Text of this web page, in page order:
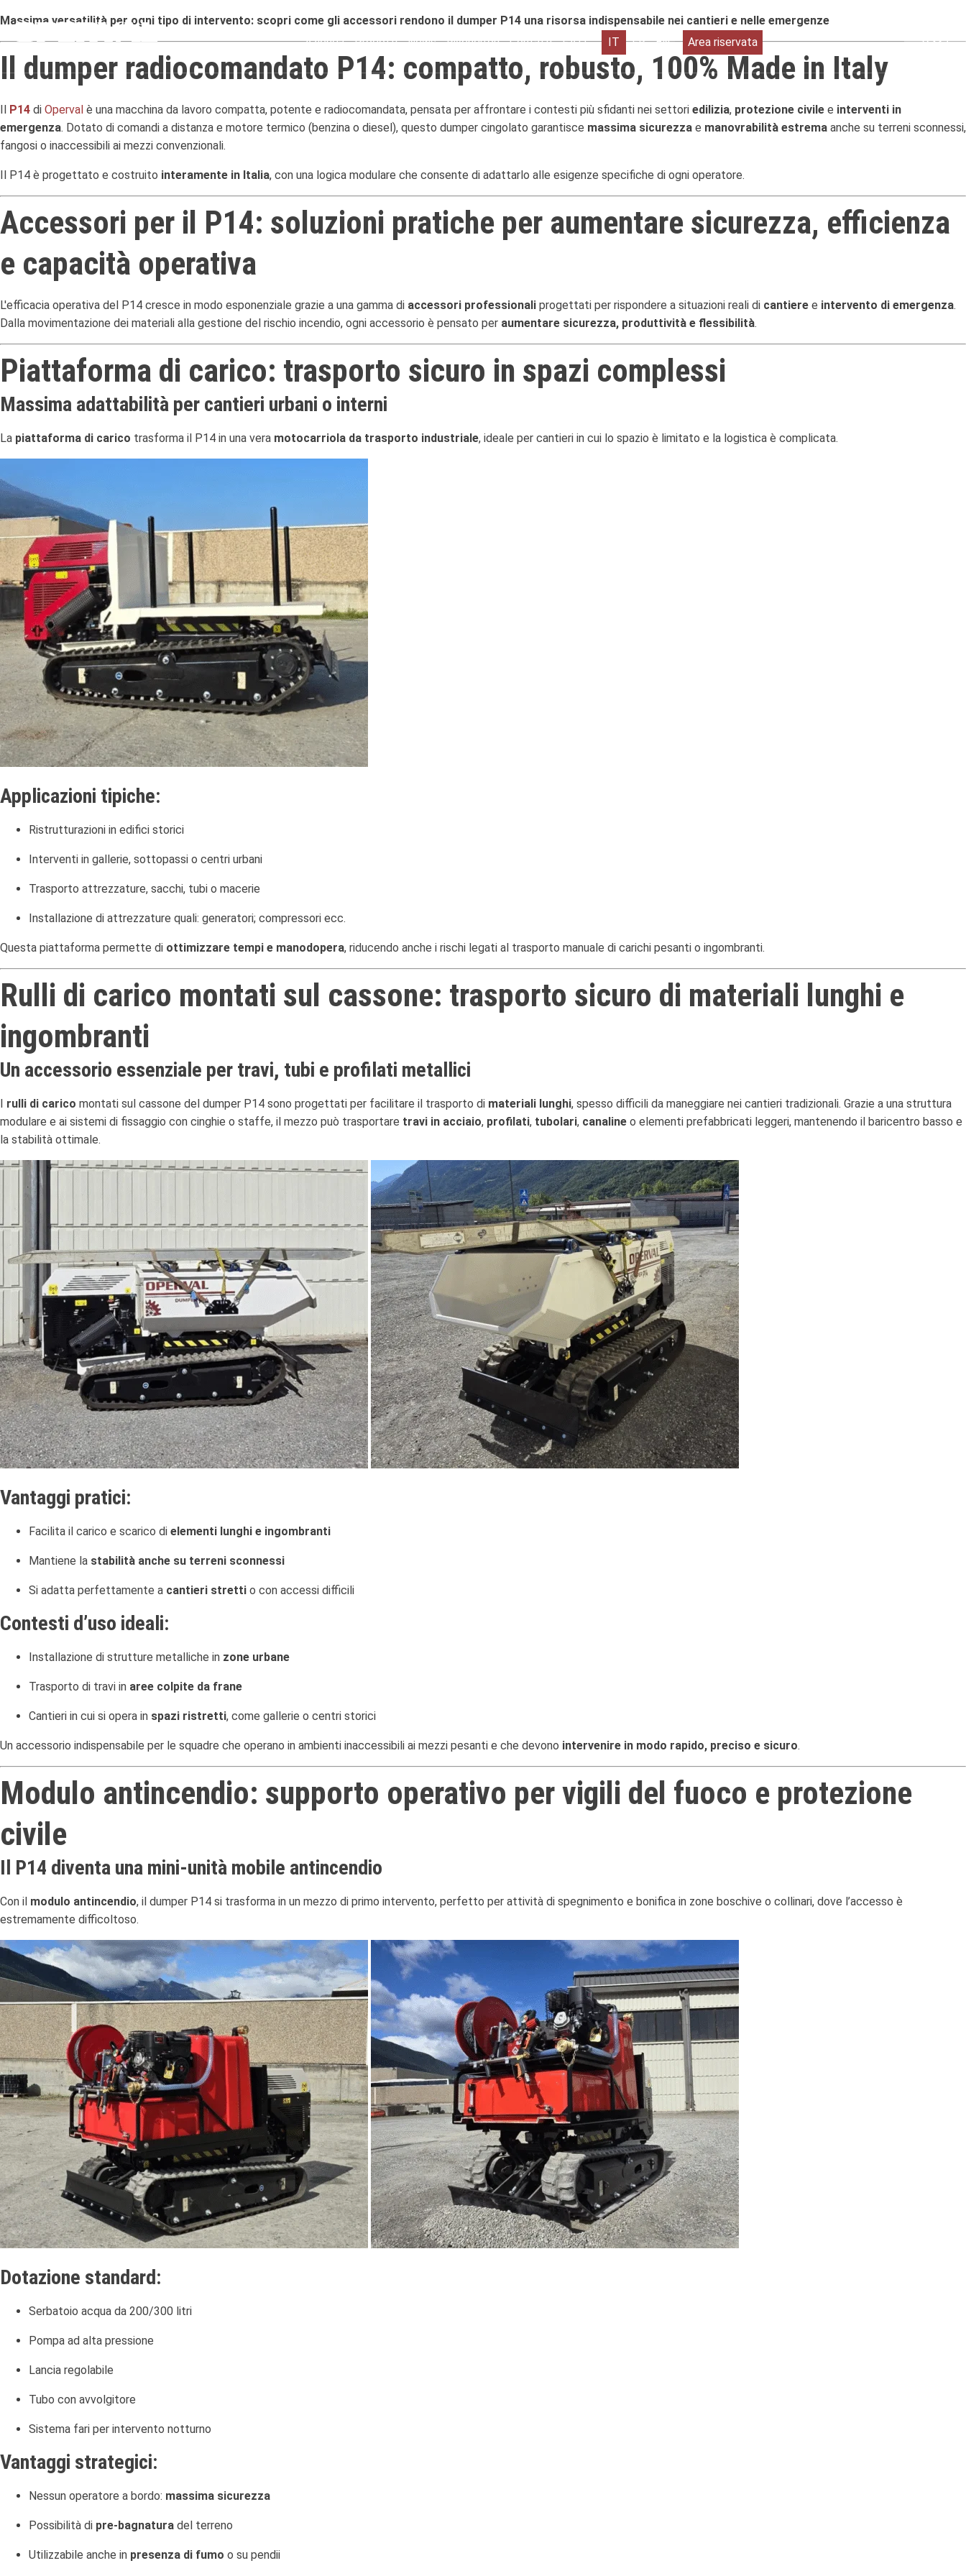
Azienda Prodotti News Rivenditori Contatti F.A.Q. IT FR EN Area riservata
Massima versatilità per ogni tipo di intervento: scopri come gli accessori rendono il dumper P14 una risorsa indispensabile nei cantieri e nelle emergenze
Il dumper radiocomandato P14: compatto, robusto, 100% Made in Italy
Il P14 di Operval è una macchina da lavoro compatta, potente e radiocomandata, pensata per affrontare i contesti più sfidanti nei settori edilizia, protezione civile e interventi in
emergenza. Dotato di comandi a distanza e motore termico (benzina o diesel), questo dumper cingolato garantisce massima sicurezza e manovrabilità estrema anche su terreni sconnessi,
fangosi o inaccessibili ai mezzi convenzionali.
Il P14 è progettato e costruito interamente in Italia, con una logica modulare che consente di adattarlo alle esigenze specifiche di ogni operatore.
Accessori per il P14: soluzioni pratiche per aumentare sicurezza, efficienza
e capacità operativa
L'efficacia operativa del P14 cresce in modo esponenziale grazie a una gamma di accessori professionali progettati per rispondere a situazioni reali di cantiere e intervento di emergenza.
Dalla movimentazione dei materiali alla gestione del rischio incendio, ogni accessorio è pensato per aumentare sicurezza, produttività e flessibilità.
Piattaforma di carico: trasporto sicuro in spazi complessi
Massima adattabilità per cantieri urbani o interni
La piattaforma di carico trasforma il P14 in una vera motocarriola da trasporto industriale, ideale per cantieri in cui lo spazio è limitato e la logistica è complicata.
Applicazioni tipiche:
Ristrutturazioni in edifici storici
Interventi in gallerie, sottopassi o centri urbani
Trasporto attrezzature, sacchi, tubi o macerie
Installazione di attrezzature quali: generatori; compressori ecc.
Questa piattaforma permette di ottimizzare tempi e manodopera, riducendo anche i rischi legati al trasporto manuale di carichi pesanti o ingombranti.
Rulli di carico montati sul cassone: trasporto sicuro di materiali lunghi e
ingombranti
Un accessorio essenziale per travi, tubi e profilati metallici
I rulli di carico montati sul cassone del dumper P14 sono progettati per facilitare il trasporto di materiali lunghi, spesso difficili da maneggiare nei cantieri tradizionali. Grazie a una struttura
modulare e ai sistemi di fissaggio con cinghie o staffe, il mezzo può trasportare travi in acciaio, profilati, tubolari, canaline o elementi prefabbricati leggeri, mantenendo il baricentro basso e
la stabilità ottimale.
Vantaggi pratici:
Facilita il carico e scarico di elementi lunghi e ingombranti
Mantiene la stabilità anche su terreni sconnessi
Si adatta perfettamente a cantieri stretti o con accessi difficili
Contesti d’uso ideali:
Installazione di strutture metalliche in zone urbane
Trasporto di travi in aree colpite da frane
Cantieri in cui si opera in spazi ristretti, come gallerie o centri storici
Un accessorio indispensabile per le squadre che operano in ambienti inaccessibili ai mezzi pesanti e che devono intervenire in modo rapido, preciso e sicuro.
Modulo antincendio: supporto operativo per vigili del fuoco e protezione
civile
Il P14 diventa una mini-unità mobile antincendio
Con il modulo antincendio, il dumper P14 si trasforma in un mezzo di primo intervento, perfetto per attività di spegnimento e bonifica in zone boschive o collinari, dove l’accesso è
estremamente difficoltoso.
Dotazione standard:
Serbatoio acqua da 200/300 litri
Pompa ad alta pressione
Lancia regolabile
Tubo con avvolgitore
Sistema fari per intervento notturno
Vantaggi strategici:
Nessun operatore a bordo: massima sicurezza
Possibilità di pre-bagnatura del terreno
Utilizzabile anche in presenza di fumo o su pendii